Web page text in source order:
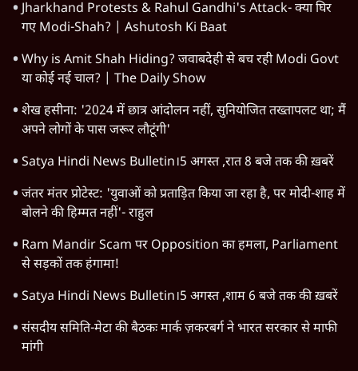
Jharkhand Protests & Rahul Gandhi's Attack- क्या घिर
गए Modi-Shah? | Ashutosh Ki Baat
Why is Amit Shah Hiding? जवाबदेही से बच रही Modi Govt
या कोई नई चाल? | The Daily Show
शेख हसीना: '2024 में छात्र आंदोलन नहीं, सुनियोजित तख्तापलट था; मैं
अपने लोगों के पास जरूर लौटूंगी'
Satya Hindi News Bulletin।5 अगस्त ,रात 8 बजे तक की ख़बरें
जंतर मंतर प्रोटेस्ट: 'युवाओं को प्रताड़ित किया जा रहा है, पर मोदी-शाह में
बोलने की हिम्मत नहीं'- राहुल
Ram Mandir Scam पर Opposition का हमला, Parliament
से सड़कों तक हंगामा!
Satya Hindi News Bulletin।5 अगस्त ,शाम 6 बजे तक की ख़बरें
संसदीय समिति-मेटा की बैठकः मार्क ज़करबर्ग ने भारत सरकार से माफी
मांगी